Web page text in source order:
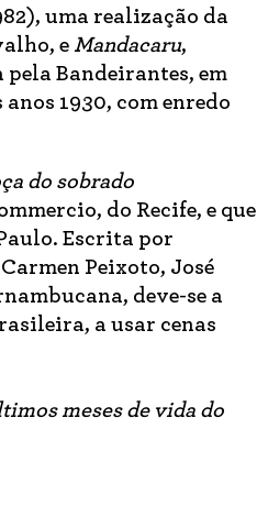
uma realização da
e Mandacaru,
Bandeirantes, em
1930, com enredo
do sobrado
do Recife, e que
Escrita por
Peixoto, José
deve-se a
a usar cenas
meses de vida do